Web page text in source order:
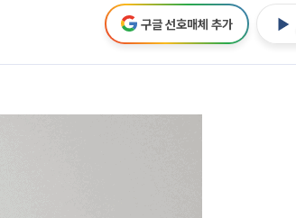
구글 선호매체 추가